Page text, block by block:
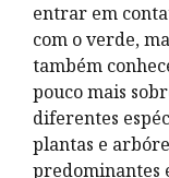
entrar em
com o verde,
também
pouco mais
diferentes
plantas e
predominantes